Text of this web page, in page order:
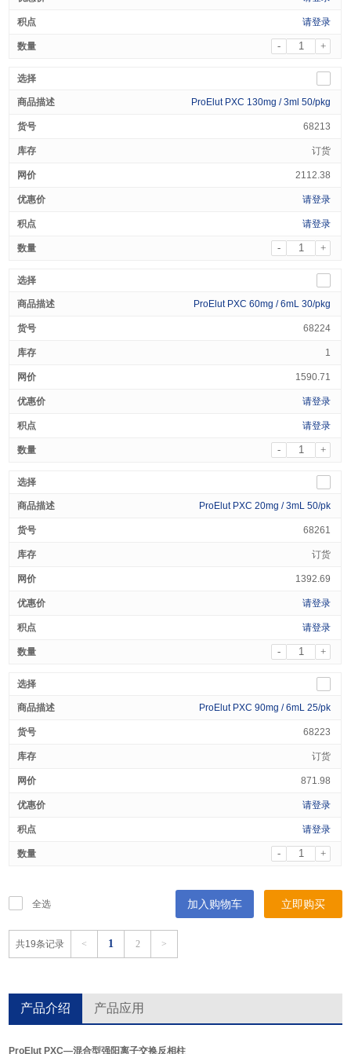
请登录
- +
ProElut PXC 130mg / 3ml 50/pkg
68213
订货
2112.38
请登录
请登录
- +
ProElut PXC 60mg / 6mL 30/pkg
68224
1
1590.71
请登录
请登录
- +
ProElut PXC 20mg / 3mL 50/pk
68261
订货
1392.69
请登录
请登录
- +
ProElut PXC 90mg / 6mL 25/pk
68223
订货
871.98
请登录
请登录
- +
全选 加入购物车 立即购买
共19条记录 < 1 2 >
产品介绍 产品应用
ProElut PXC—混合型强阳离子交换反相柱